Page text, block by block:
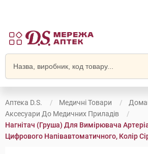
Аптека D.S. Медичні Товари
Аксесуари До Медичних Приладів
Нагнітач (груша) Для Вимірювача
Цифрового Напівавтоматичного, Колір